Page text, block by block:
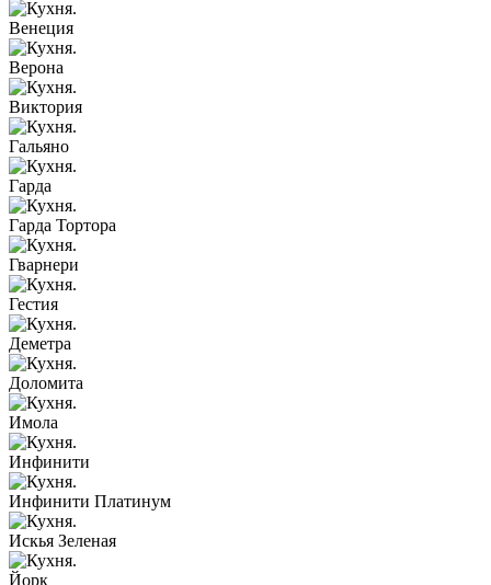
Венеция
Верона
Виктория
Гальяно
Гарда
Гарда Тортора
Гварнери
Гестия
Деметра
Доломита
Имола
Инфинити
Инфинити Платинум
Искья Зеленая
Йорк